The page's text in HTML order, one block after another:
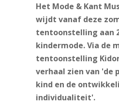
Het Mode & Kant
wijdt vanaf deze
tentoonstelling aan
kindermode. Via de
tentoonstelling
verhaal zien van 'de
kind en de
individualiteit'.